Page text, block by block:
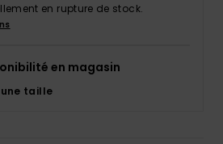
en rupture de stock.
en magasin
taille